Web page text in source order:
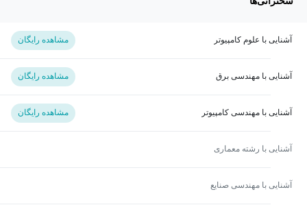
آشنایی با علوم کامپیوتر مشاهده رایگان
آشنایی با مهندسی برق مشاهده رایگان
آشنایی با مهندسی کامپیوتر مشاهده رایگان
آشنایی با رشته معماری
آشنایی با مهندسی صنایع